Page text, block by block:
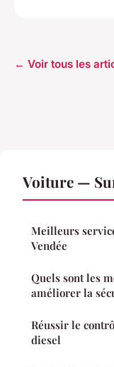
← Voir tous les
Voiture —
Meilleurs
Vendée
Quels sont les
améliorer la
Réussir le
diesel